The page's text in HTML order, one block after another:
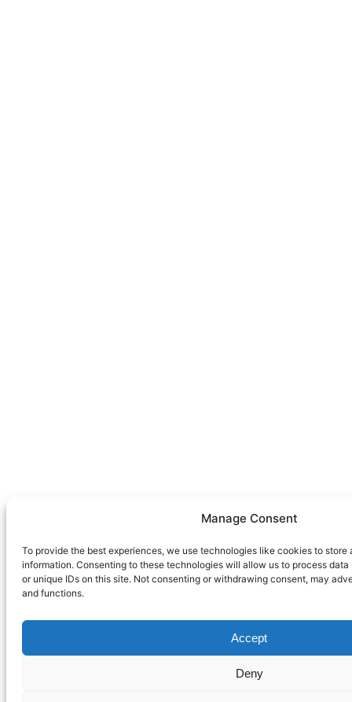
Manage Consent
To provide the best experiences, we use technologies like cookies to
information. Consenting to these technologies will allow us to process
or unique IDs on this site. Not consenting or withdrawing consent, may
and functions.
Accept
Deny